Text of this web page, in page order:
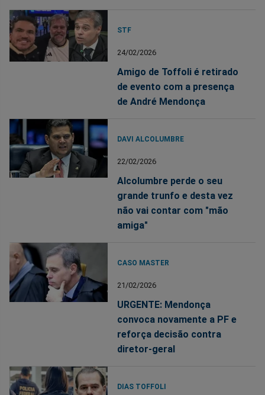
STF
24/02/2026
Amigo de Toffoli é retirado
de evento com a presença
de André Mendonça
DAVI ALCOLUMBRE
22/02/2026
Alcolumbre perde o seu
grande trunfo e desta vez
não vai contar com "mão
amiga"
CASO MASTER
21/02/2026
URGENTE: Mendonça
convoca novamente a PF e
reforça decisão contra
diretor-geral
DIAS TOFFOLI